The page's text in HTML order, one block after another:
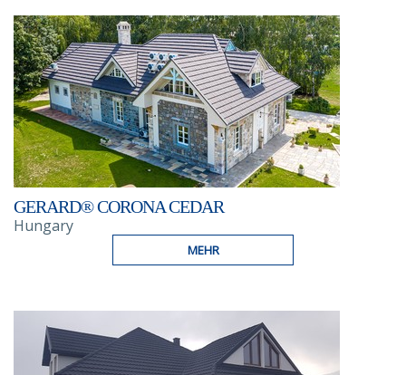
GERARD® CORONA CEDAR
Hungary
MEHR